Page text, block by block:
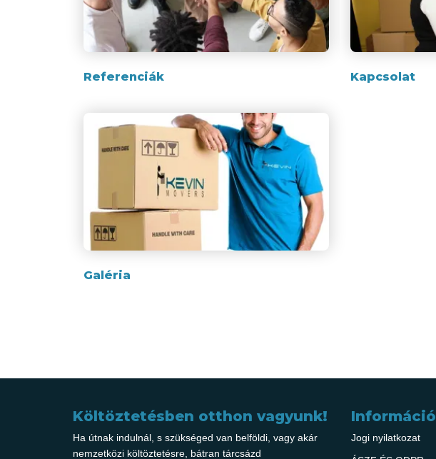
Referenciák Kapcsolat
Galéria
Költöztetésben otthon vagyunk!
Ha útnak indulnál, s szükséged van belföldi, vagy akár
nemzetközi költöztetésre, bátran tárcsázd
Információ
Jogi nyilatkozat